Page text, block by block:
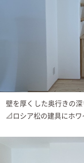
壁を厚くした奥行きの
📐ロシア松の建具にホ